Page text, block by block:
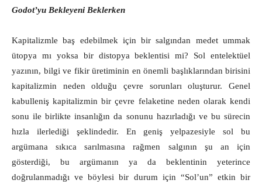
Godot’yu Bekleyeni Beklerken
Kapitalizmle baş edebilmek için bir salgından medet ummak
ütopya mı yoksa bir distopya beklentisi mi? Sol entelektüel
yazının, bilgi ve fikir üretiminin en önemli başlıklarından birisini
kapitalizmin neden olduğu çevre sorunları oluşturur. Genel
kabulleniş kapitalizmin bir çevre felaketine neden olarak kendi
sonu ile birlikte insanlığın da sonunu hazırladığı ve bu sürecin
hızla ilerlediği şeklindedir. En geniş yelpazesiyle sol bu
argümana sıkıca sarılmasına rağmen salgının şu an için
gösterdiği, bu argümanın ya da beklentinin yeterince
doğrulanmadığı ve böylesi bir durum için “Sol’un” etkin bir